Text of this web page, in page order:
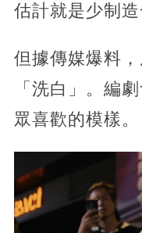
估計就是少制造
但據傳媒爆料
「洗白」。編
眾喜歡的模樣。